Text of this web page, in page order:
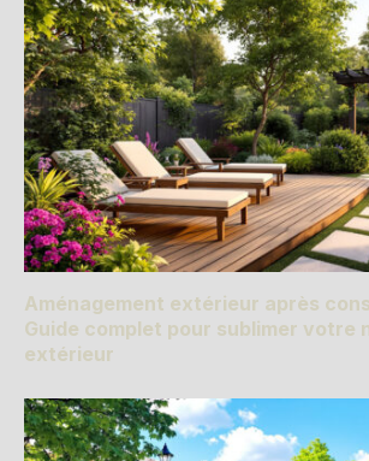
Aménagement extérieur après
Guide complet pour sublimer votre
extérieur